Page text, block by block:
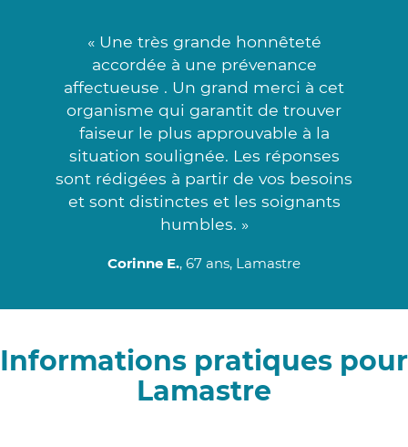
« Une très grande honnêteté
accordée à une prévenance
affectueuse . Un grand merci à cet
organisme qui garantit de trouver
faiseur le plus approuvable à la
situation soulignée. Les réponses
sont rédigées à partir de vos besoins
et sont distinctes et les soignants
humbles. »
Corinne E., 67 ans, Lamastre
Informations pratiques pour
Lamastre